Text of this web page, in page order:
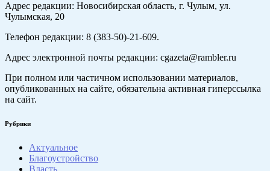
Адрес редакции: Новосибирская область, г. Чулым, ул.
Чулымская, 20
Телефон редакции: 8 (383-50)-21-609.
Адрес электронной почты редакции: cgazeta@rambler.ru
При полном или частичном использовании материалов,
опубликованных на сайте, обязательна активная гиперссылка
на сайт.
Рубрики
Актуальное
Благоустройство
Власть